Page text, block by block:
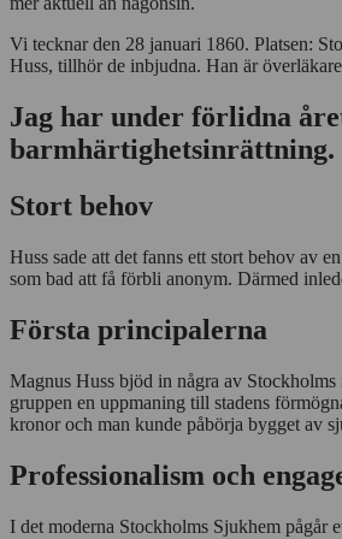
Vi tecknar den 28 januari 1860. Platsen:
Huss, tillhör de inbjudna. Han är
Jag har under förlidna
barmhärtighetsinrättning.
Stort behov
Huss sade att det fanns ett stort behov av
som bad att få förbli anonym. Därmed
Första principalerna
Magnus Huss bjöd in några av
gruppen en uppmaning till stadens
kronor och man kunde påbörja bygget av
Professionalism och
I det moderna Stockholms Sjukhem pågår